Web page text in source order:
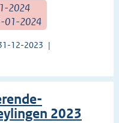
2024
01-2024
12-2023
2023